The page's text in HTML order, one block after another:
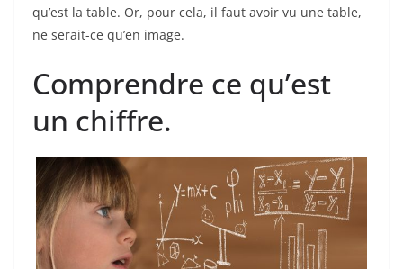
qu’est la table. Or, pour cela, il faut avoir vu une table,
ne serait-ce qu’en image.
Comprendre ce qu’est
un chiffre.